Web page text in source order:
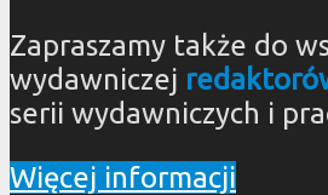
Zapraszamy także do
wydawniczej
serii wydawniczych i
Więcej informacji